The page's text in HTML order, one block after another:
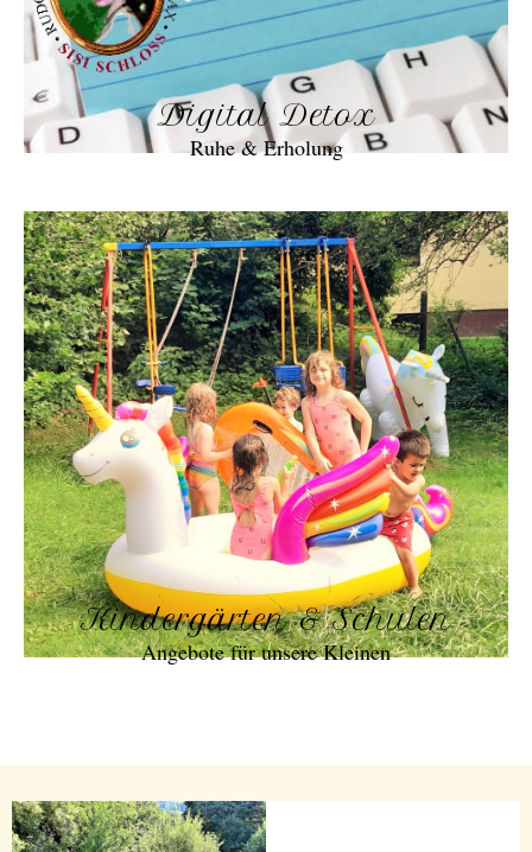
Digital Detox
Ruhe & Erholung
Kindergärten & Schulen
Angebote für unsere Kleinen